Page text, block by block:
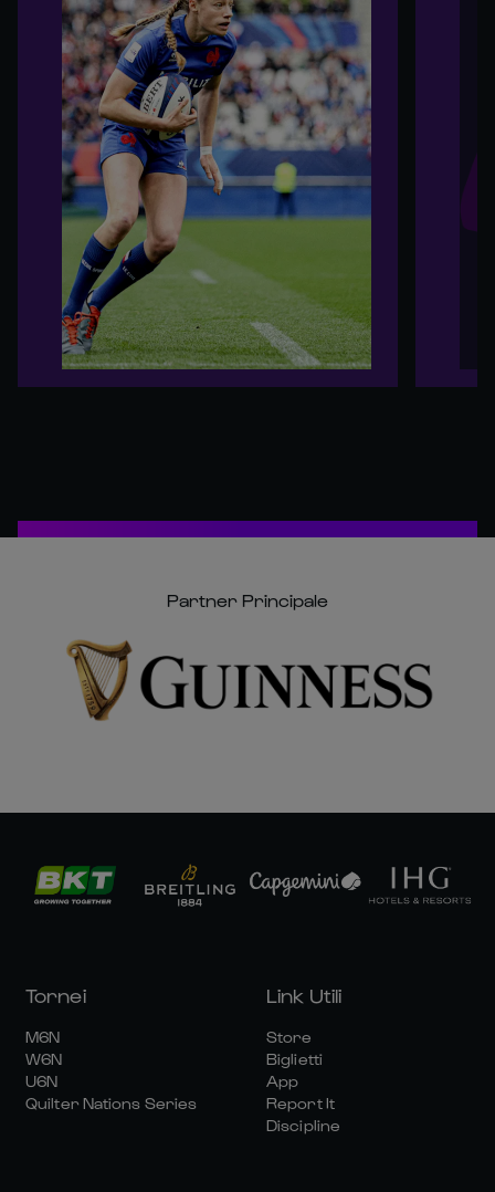
Partner Principale
Tornei
M6N
W6N
U6N
Quilter Nations Series
Link Utili
Store
Biglietti
App
Report It
Discipline